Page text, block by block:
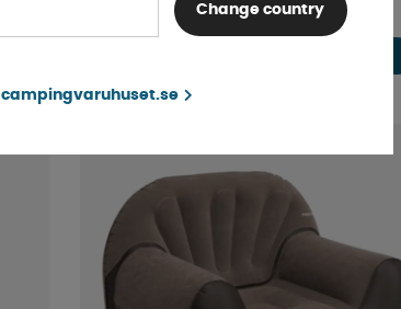
Finns i lager
Change country
campingvaruhuset.se